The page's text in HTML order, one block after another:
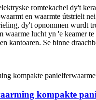
romtekachel dy't
en waarmte útstrielt
dy't opnommen wurdt
lucht yn 'e keamer
kantoaren. Se binne
kompakte